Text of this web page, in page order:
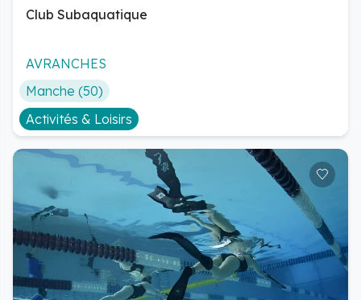
Club Subaquatique